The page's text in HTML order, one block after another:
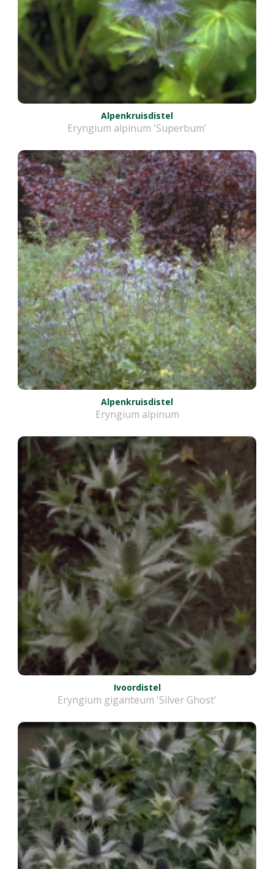
Alpenkruisdistel
Eryngium alpinum 'Superbum'
Alpenkruisdistel
Eryngium alpinum
Ivoordistel
Eryngium giganteum 'Silver Ghost'